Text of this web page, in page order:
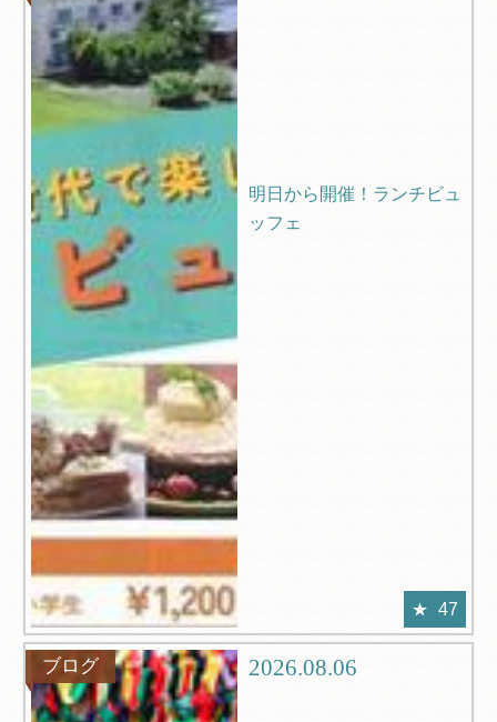
ブログ
明日から開催！ランチビュ
ッフェ
47
ブログ 2026.08.06